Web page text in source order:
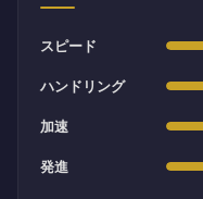
スピード
ハンドリング
加速
発進